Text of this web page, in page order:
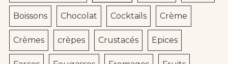
Boissons Chocolat Cocktails Crème
Crèmes crèpes Crustacés Epices